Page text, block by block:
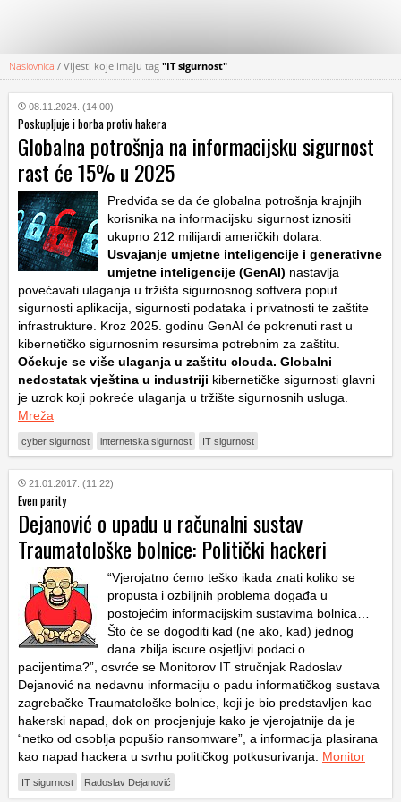
KATEGORIJE
HRVATSKI
WEB
Naslovnica / Vijesti koje imaju tag "IT sigurnost"
08.11.2024. (14:00)
Poskupljuje i borba protiv hakera
Globalna potrošnja na informacijsku sigurnost
rast će 15% u 2025
Predviđa se da će globalna potrošnja krajnjih
korisnika na informacijsku sigurnost iznositi
ukupno 212 milijardi američkih dolara.
Usvajanje umjetne inteligencije i generativne
umjetne inteligencije (GenAI) nastavlja
povećavati ulaganja u tržišta sigurnosnog softvera poput
sigurnosti aplikacija, sigurnosti podataka i privatnosti te zaštite
infrastrukture. Kroz 2025. godinu GenAI će pokrenuti rast u
kibernetičko sigurnosnim resursima potrebnim za zaštitu.
Očekuje se više ulaganja u zaštitu clouda. Globalni
nedostatak vještina u industriji kibernetičke sigurnosti glavni
je uzrok koji pokreće ulaganja u tržište sigurnosnih usluga.
Mreža
cyber sigurnost internetska sigurnost IT sigurnost
21.01.2017. (11:22)
Even parity
Dejanović o upadu u računalni sustav
Traumatološke bolnice: Politički hackeri
“Vjerojatno ćemo teško ikada znati koliko se
propusta i ozbiljnih problema događa u
postojećim informacijskim sustavima bolnica…
Što će se dogoditi kad (ne ako, kad) jednog
dana zbilja iscure osjetljivi podaci o
pacijentima?”, osvrće se Monitorov IT stručnjak Radoslav
Dejanović na nedavnu informaciju o padu informatičkog sustava
zagrebačke Traumatološke bolnice, koji je bio predstavljen kao
hakerski napad, dok on procjenjuje kako je vjerojatnije da je
“netko od osoblja popušio ransomware”, a informacija plasirana
kao napad hackera u svrhu političkog potkusurivanja. Monitor
IT sigurnost Radoslav Dejanović